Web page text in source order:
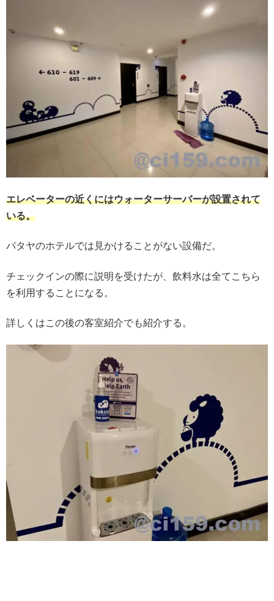
エレベーターの近くにはウォーターサーバーが設置されて
いる。
パタヤのホテルでは見かけることがない設備だ。
チェックインの際に説明を受けたが、飲料水は全てこちら
を利用することになる。
詳しくはこの後の客室紹介でも紹介する。